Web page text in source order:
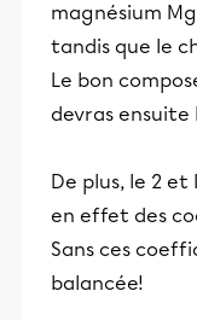
magnésium
tandis que le
Le bon
devras
De plus, le 2
en effet des
Sans ces
balancée!